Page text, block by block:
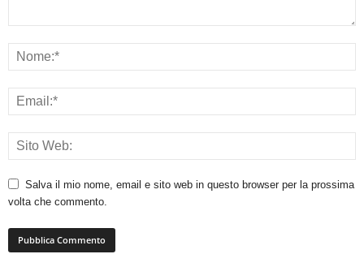
Salva il mio nome, email e sito web in questo browser per la prossima
volta che commento.